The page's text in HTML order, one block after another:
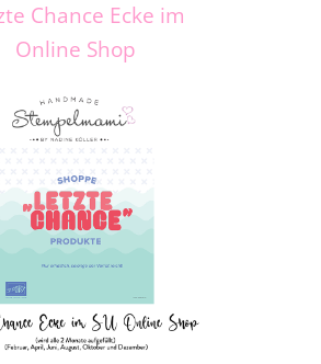
Chance Ecke im
Online Shop